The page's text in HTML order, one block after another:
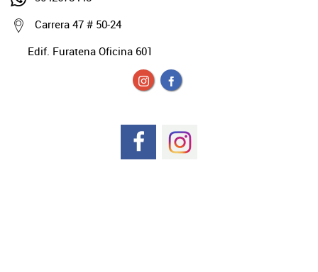
Carrera 47 # 50-24
Edif. Furatena Oficina 601